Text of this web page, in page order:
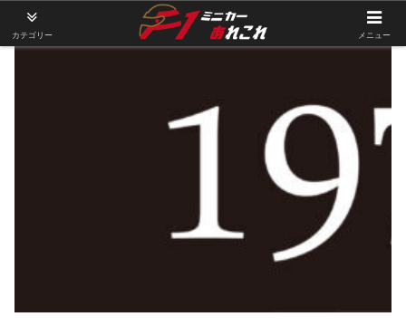
カテゴリー メニュー